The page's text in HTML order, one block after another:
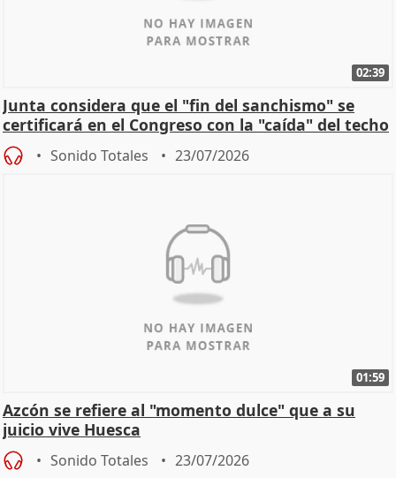
02:39
Junta considera que el "fin del sanchismo" se
certificará en el Congreso con la "caída" del techo
de
Sonido Totales 23/07/2026
01:59
Azcón se refiere al "momento dulce" que a su
juicio vive Huesca
Sonido Totales 23/07/2026